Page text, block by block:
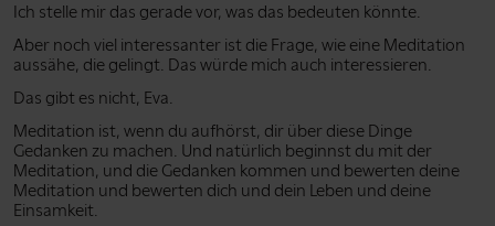
Ich stelle mir das gerade vor, was das bedeuten könnte.
Aber noch viel interessanter ist die Frage, wie eine Meditation
aussähe, die gelingt. Das würde mich auch interessieren.
Das gibt es nicht, Eva.
Meditation ist, wenn du aufhörst, dir über diese Dinge
Gedanken zu machen. Und natürlich beginnst du mit der
Meditation, und die Gedanken kommen und bewerten deine
Meditation und bewerten dich und dein Leben und deine
Einsamkeit.